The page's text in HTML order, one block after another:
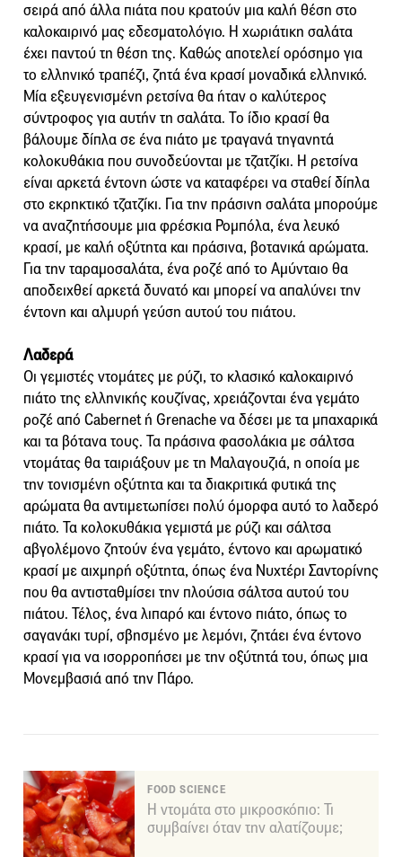
σειρά από άλλα πιάτα που κρατούν μια καλή θέση στο
καλοκαιρινό μας εδεσματολόγιο. Η χωριάτικη σαλάτα
έχει παντού τη θέση της. Καθώς αποτελεί ορόσημο για
το ελληνικό τραπέζι, ζητά ένα κρασί μοναδικά ελληνικό.
Μία εξευγενισμένη ρετσίνα θα ήταν ο καλύτερος
σύντροφος για αυτήν τη σαλάτα. Το ίδιο κρασί θα
βάλουμε δίπλα σε ένα πιάτο με τραγανά τηγανητά
κολοκυθάκια που συνοδεύονται με τζατζίκι. Η ρετσίνα
είναι αρκετά έντονη ώστε να καταφέρει να σταθεί δίπλα
στο εκρηκτικό τζατζίκι. Για την πράσινη σαλάτα μπορούμε
να αναζητήσουμε μια φρέσκια Ρομπόλα, ένα λευκό
κρασί, με καλή οξύτητα και πράσινα, βοτανικά αρώματα.
Για την ταραμοσαλάτα, ένα ροζέ από το Αμύνταιο θα
αποδειχθεί αρκετά δυνατό και μπορεί να απαλύνει την
έντονη και αλμυρή γεύση αυτού του πιάτου.
Λαδερά
Οι γεμιστές ντομάτες με ρύζι, το κλασικό καλοκαιρινό
πιάτο της ελληνικής κουζίνας, χρειάζονται ένα γεμάτο
ροζέ από Cabernet ή Grenache να δέσει με τα μπαχαρικά
και τα βότανα τους. Τα πράσινα φασολάκια με σάλτσα
ντομάτας θα ταιριάξουν με τη Μαλαγουζιά, η οποία με
την τονισμένη οξύτητα και τα διακριτικά φυτικά της
αρώματα θα αντιμετωπίσει πολύ όμορφα αυτό το λαδερό
πιάτο. Τα κολοκυθάκια γεμιστά με ρύζι και σάλτσα
αβγολέμονο ζητούν ένα γεμάτο, έντονο και αρωματικό
κρασί με αιχμηρή οξύτητα, όπως ένα Νυχτέρι Σαντορίνης
που θα αντισταθμίσει την πλούσια σάλτσα αυτού του
πιάτου. Τέλος, ένα λιπαρό και έντονο πιάτο, όπως το
σαγανάκι τυρί, σβησμένο με λεμόνι, ζητάει ένα έντονο
κρασί για να ισορροπήσει με την οξύτητά του, όπως μια
Mονεμβασιά από την Πάρο.
FOOD SCIENCE
Η ντομάτα στο μικροσκόπιο: Τι
συμβαίνει όταν την αλατίζουμε;